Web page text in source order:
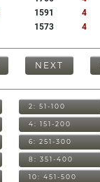
1591 4
1573 4
NEXT
2: 51-100
4: 151-200
6: 251-300
8: 351-400
10: 451-500